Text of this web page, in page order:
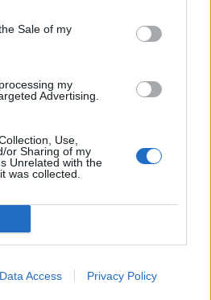
Sale of my
my
Advertising.
Use,
or Sharing of my
Unrelated with the
was collected.
Data Access Privacy Policy
seuraavaksi, kun
lohkovaihe on saatu nyt taputeltua,
tosipelit....
MM-kisat 2026 – Live Stream &
23:03
joukkue jalkapallon MM-kisoihin
15:20